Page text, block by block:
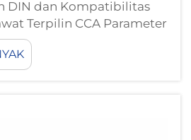
DIN dan Kompatibilitas
Terpilin CCA Parameter
Dampaknya terhadap
Kawat Terpilin CCA
lima dimensi